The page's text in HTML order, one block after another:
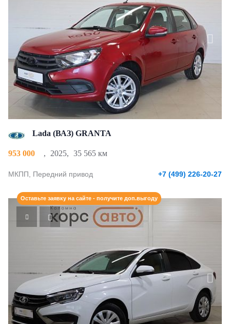
Lada (ВАЗ) GRANTA
953 000 , 2025, 35 565 км
МКПП, Передний привод +7 (499) 226-20-27
Оставьте заявку на сайте - получите доп.выгоду